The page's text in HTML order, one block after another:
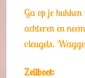
Ga op je
achteren en
vleugels.
Zeilboot: